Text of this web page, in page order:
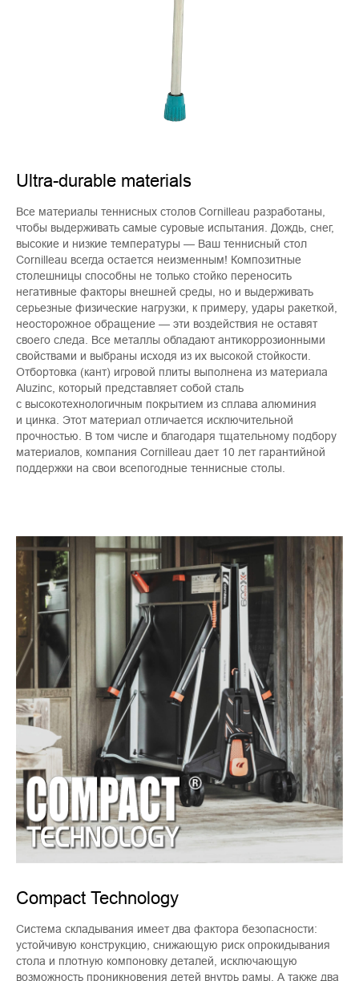
Ultra-durable materials
Все материалы теннисных столов Cornilleau разработаны,
чтобы выдерживать самые суровые испытания. Дождь, снег,
высокие и низкие температуры — Ваш теннисный стол
Cornilleau всегда остается неизменным! Композитные
столешницы способны не только стойко переносить
негативные факторы внешней среды, но и выдерживать
серьезные физические нагрузки, к примеру, удары ракеткой,
неосторожное обращение — эти воздействия не оставят
своего следа. Все металлы обладают антикоррозионными
свойствами и выбраны исходя из их высокой стойкости.
Отбортовка (кант) игровой плиты выполнена из материала
Aluzinc, который представляет собой сталь
с высокотехнологичным покрытием из сплава алюминия
и цинка. Этот материал отличается исключительной
прочностью. В том числе и благодаря тщательному подбору
материалов, компания Cornilleau дает 10 лет гарантийной
поддержки на свои всепогодные теннисные столы.
Compact Technology
Система складывания имеет два фактора безопасности:
устойчивую конструкцию, снижающую риск опрокидывания
стола и плотную компоновку деталей, исключающую
возможность проникновения детей внутрь рамы. А также два